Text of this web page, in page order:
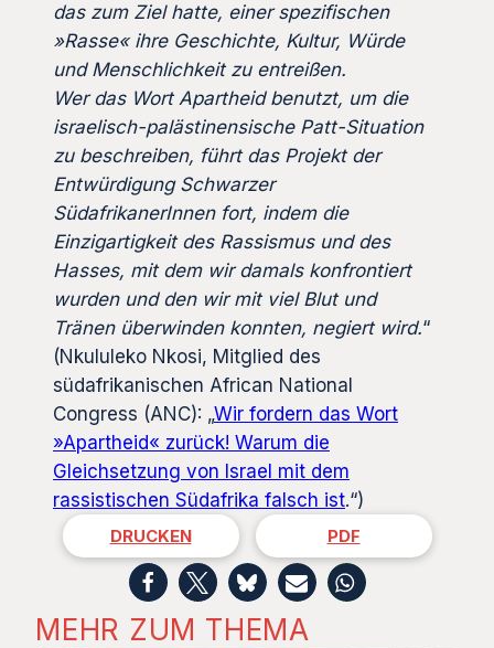
das zum Ziel hatte, einer spezifischen
»Rasse« ihre Geschichte, Kultur, Würde
und Menschlichkeit zu entreißen.
Wer das Wort Apartheid benutzt, um die
israelisch-palästinensische Patt-Situation
zu beschreiben, führt das Projekt der
Entwürdigung Schwarzer
SüdafrikanerInnen fort, indem die
Einzigartigkeit des Rassismus und des
Hasses, mit dem wir damals konfrontiert
wurden und den wir mit viel Blut und
Tränen überwinden konnten, negiert wird.“
(Nkululeko Nkosi, Mitglied des
südafrikanischen African National
Congress (ANC): „Wir fordern das Wort
»Apartheid« zurück! Warum die
Gleichsetzung von Israel mit dem
rassistischen Südafrika falsch ist.“)
DRUCKEN PDF
MEHR ZUM THEMA